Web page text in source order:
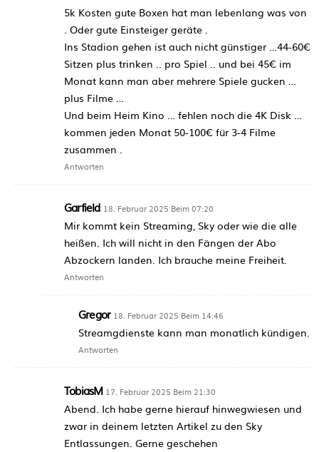
5k Kosten gute Boxen hat man lebenlang was von
. Oder gute Einsteiger geräte .
Ins Stadion gehen ist auch nicht günstiger …44-60€
Sitzen plus trinken .. pro Spiel .. und bei 45€ im
Monat kann man aber mehrere Spiele gucken …
plus Filme …
Und beim Heim Kino … fehlen noch die 4K Disk …
kommen jeden Monat 50-100€ für 3-4 Filme
zusammen .
Antworten
Garfield 18. Februar 2025 Beim 07:20
Mir kommt kein Streaming, Sky oder wie die alle
heißen. Ich will nicht in den Fängen der Abo
Abzockern landen. Ich brauche meine Freiheit.
Antworten
Gregor 18. Februar 2025 Beim 14:46
Streamgdienste kann man monatlich kündigen.
Antworten
TobiasM 17. Februar 2025 Beim 21:30
Abend. Ich habe gerne hierauf hinwegwiesen und
zwar in deinem letzten Artikel zu den Sky
Entlassungen. Gerne geschehen